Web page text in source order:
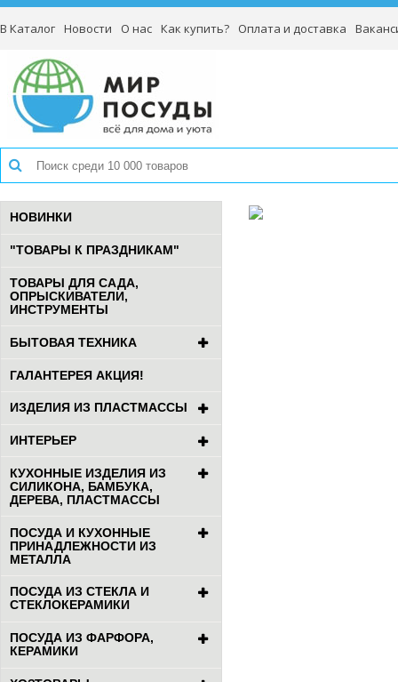
В Каталог Новости О нас Как купить? Оплата и доставка
НОВИНКИ
"ТОВАРЫ К ПРАЗДНИКАМ"
ТОВАРЫ ДЛЯ САДА,
ОПРЫСКИВАТЕЛИ,
ИНСТРУМЕНТЫ
БЫТОВАЯ ТЕХНИКА
ГАЛАНТЕРЕЯ АКЦИЯ!
ИЗДЕЛИЯ ИЗ ПЛАСТМАССЫ
ИНТЕРЬЕР
КУХОННЫЕ ИЗДЕЛИЯ ИЗ
СИЛИКОНА, БАМБУКА,
ДЕРЕВА, ПЛАСТМАССЫ
ПОСУДА И КУХОННЫЕ
ПРИНАДЛЕЖНОСТИ ИЗ
МЕТАЛЛА
ПОСУДА ИЗ СТЕКЛА И
СТЕКЛОКЕРАМИКИ
ПОСУДА ИЗ ФАРФОРА,
КЕРАМИКИ